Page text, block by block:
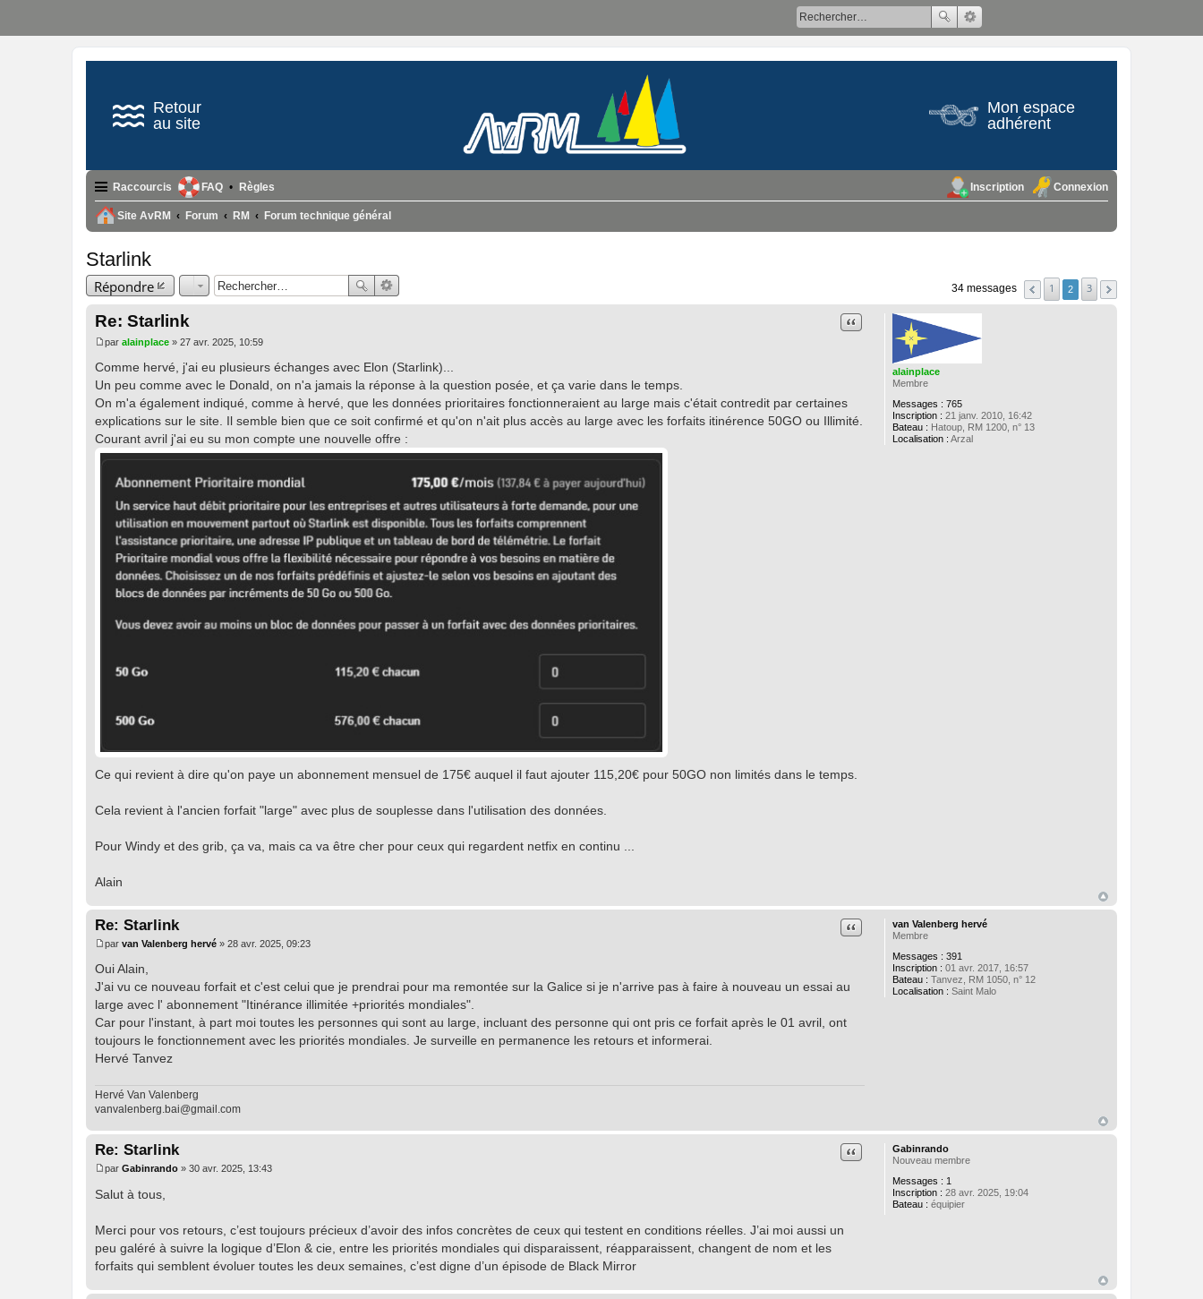
Retour
au site
Mon espace
adhérent
Raccourcis FAQ Règles Connexion
Inscription
Site AvRM Forum RM Forum technique général
Starlink
Répondre 34 messages 1 2 3
alainplace
Membre
Messages : 765
Inscription : 21 janv. 2010, 16:42
Bateau : Hatoup, RM 1200, n° 13
Localisation : Arzal
Re: Starlink Citation
M
s
s
g
e
par alainplace » 27 avr. 2025, 10:59
Comme hervé, j'ai eu plusieurs échanges avec Elon (Starlink)...
Un peu comme avec le Donald, on n'a jamais la réponse à la question posée, et ça varie dans le temps.
On m'a également indiqué, comme à hervé, que les données prioritaires fonctionneraient au large mais c'était contredit par certaines
explications sur le site. Il semble bien que ce soit confirmé et qu'on n'ait plus accès au large avec les forfaits itinérence 50GO ou Illimité.
Courant avril j'ai eu su mon compte une nouvelle offre :
Ce qui revient à dire qu'on paye un abonnement mensuel de 175€ auquel il faut ajouter 115,20€ pour 50GO non limités dans le temps.
Cela revient à l'ancien forfait "large" avec plus de souplesse dans l'utilisation des données.
Pour Windy et des grib, ça va, mais ca va être cher pour ceux qui regardent netfix en continu ...
Alain
van Valenberg hervé
Membre
Messages : 391
Inscription : 01 avr. 2017, 16:57
Bateau : Tanvez, RM 1050, n° 12
Localisation : Saint Malo
Re: Starlink Citation
M
s
s
g
e
par van Valenberg hervé » 28 avr. 2025, 09:23
Oui Alain,
J'ai vu ce nouveau forfait et c'est celui que je prendrai pour ma remontée sur la Galice si je n'arrive pas à faire à nouveau un essai au
large avec l' abonnement "Itinérance illimitée +priorités mondiales".
Car pour l'instant, à part moi toutes les personnes qui sont au large, incluant des personne qui ont pris ce forfait après le 01 avril, ont
toujours le fonctionnement avec les priorités mondiales. Je surveille en permanence les retours et informerai.
Hervé Tanvez
Hervé Van Valenberg
vanvalenberg.bai@gmail.com
Gabinrando
Nouveau membre
Messages : 1
Inscription : 28 avr. 2025, 19:04
Bateau : équipier
Re: Starlink Citation
M
s
g
e
par Gabinrando » 30 avr. 2025, 13:43
Salut à tous,
Merci pour vos retours, c’est toujours précieux d’avoir des infos concrètes de ceux qui testent en conditions réelles. J’ai moi aussi un
peu galéré à suivre la logique d’Elon & cie, entre les priorités mondiales qui disparaissent, réapparaissent, changent de nom et les
forfaits qui semblent évoluer toutes les deux semaines, c’est digne d’un épisode de Black Mirror